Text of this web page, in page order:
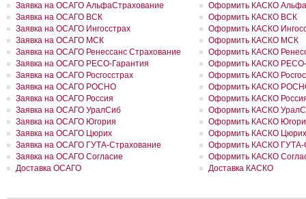
РОСГОССТРАХ в Ленинградской области принял более 200
возмещение ущерба, причиненного июльским ураганом
РОСГОССТРАХ в Свердловской области застраховал дом на
41 млн рублей
РОСГОССТРАХ застрахует по ОСАГО автотранспорт МВД
Республики
РОСГОССТРАХ в Москве и Московской области застраховал 2
сумму 26,2 млн рублей
РОСГОССТРАХ урегулировал более трех четвертей убытков,
причиненных природными пожарами
РОСГОССТРАХ урегулировал более трех четвертей убытков,
причиненных природными пожарами
РОСГОССТРАХ выплатил более 3 млн рублей за поврежденное
оборудование
РОСГОССТРАХ в Чувашии застраховал ТРЦ «Каскад» на сумму
рублей
РОСГОССТРАХ в Чувашии принимает заявления от
Заявка на ОСАГО АльфаСтрахование
Заявка на ОСАГО ВСК
Заявка на ОСАГО Ингосстрах
Заявка на ОСАГО МСК
Заявка на ОСАГО Ренессанс Страхование
Заявка на ОСАГО РЕСО-Гарантия
Заявка на ОСАГО Росгосстрах
Заявка на ОСАГО РОСНО
Заявка на ОСАГО Россия
Заявка на ОСАГО УралСиб
Заявка на ОСАГО Югория
Заявка на ОСАГО Цюрих
Заявка на ОСАГО ГУТА-Страхование
Заявка на ОСАГО Согласие
Доставка ОСАГО
Оформить КАСКО
Оформить КАСКО ВСК
Оформить КАСКО
Оформить КАСКО МСК
Оформить КАСКО
Оформить КАСКО РЕСО-
Оформить КАСКО
Оформить КАСКО
Оформить КАСКО
Оформить КАСКО
Оформить КАСКО
Оформить КАСКО Цюрих
Оформить КАСКО ГУТА-
Оформить КАСКО
Доставка КАСКО